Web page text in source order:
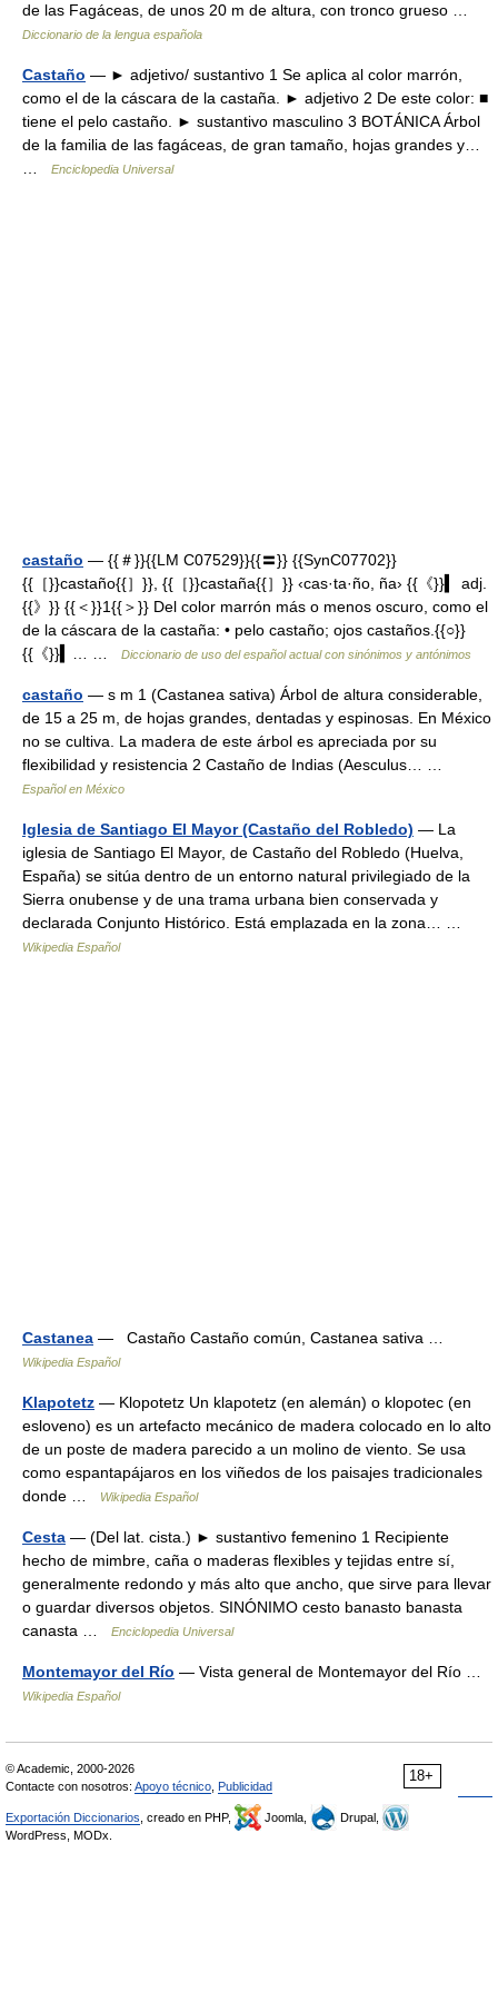
de las Fagáceas, de unos 20 m de altura, con tronco grueso …
Diccionario de la lengua española
Castaño — ► adjetivo/ sustantivo 1 Se aplica al color marrón,
como el de la cáscara de la castaña. ► adjetivo 2 De este color: ■
tiene el pelo castaño. ► sustantivo masculino 3 BOTÁNICA Árbol
de la familia de las fagáceas, de gran tamaño, hojas grandes y…
Enciclopedia Universal
castaño — {{＃}}{{LM C07529}}{{〓}} {{SynC07702}}
{{［}}castaño{{］}}, {{［}}castaña{{］}} ‹cas·ta·ño, ña› {{《}}▍ adj.
{{》}} {{＜}}1{{＞}} Del color marrón más o menos oscuro, como el
de la cáscara de la castaña: • pelo castaño; ojos castaños.{{○}}
{{《}}▍… …
Diccionario de uso del español actual con sinónimos y antónimos
castaño — s m 1 (Castanea sativa) Árbol de altura considerable,
de 15 a 25 m, de hojas grandes, dentadas y espinosas. En México
no se cultiva. La madera de este árbol es apreciada por su
flexibilidad y resistencia 2 Castaño de Indias (Aesculus… …
Español en México
Iglesia de Santiago El Mayor (Castaño del Robledo) — La
iglesia de Santiago El Mayor, de Castaño del Robledo (Huelva,
España) se sitúa dentro de un entorno natural privilegiado de la
Sierra onubense y de una trama urbana bien conservada y
declarada Conjunto Histórico. Está emplazada en la zona… …
Wikipedia Español
Castanea — Castaño Castaño común, Castanea sativa …
Wikipedia Español
Klapotetz — Klopotetz Un klapotetz (en alemán) o klopotec (en
esloveno) es un artefacto mecánico de madera colocado en lo alto
de un poste de madera parecido a un molino de viento. Se usa
como espantapájaros en los viñedos de los paisajes tradicionales
donde …
Wikipedia Español
Cesta — (Del lat. cista.) ► sustantivo femenino 1 Recipiente
hecho de mimbre, caña o maderas flexibles y tejidas entre sí,
generalmente redondo y más alto que ancho, que sirve para llevar
o guardar diversos objetos. SINÓNIMO cesto banasto banasta
canasta …
Enciclopedia Universal
Montemayor del Río — Vista general de Montemayor del Río …
Wikipedia Español
18+
© Academic, 2000-2026
Contacte con nosotros: Apoyo técnico Publicidad
Exportación Diccionarios , creado en PHP, Joomla,
Drupal,
WordPress, MODx.